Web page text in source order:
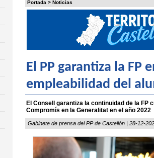
Portada > Noticias
El PP garantiza la FP
empleabilidad del
El Consell garantiza la continuidad de la FP
Compromís en la Generalitat en el año 2022
Gabinete de prensa del PP de Castellón | 28-12-